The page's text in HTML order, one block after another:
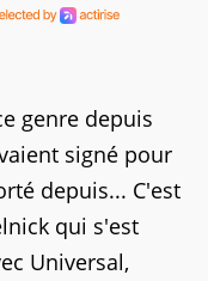
genre depuis
signé pour
depuis... C'est
qui s'est
Universal,